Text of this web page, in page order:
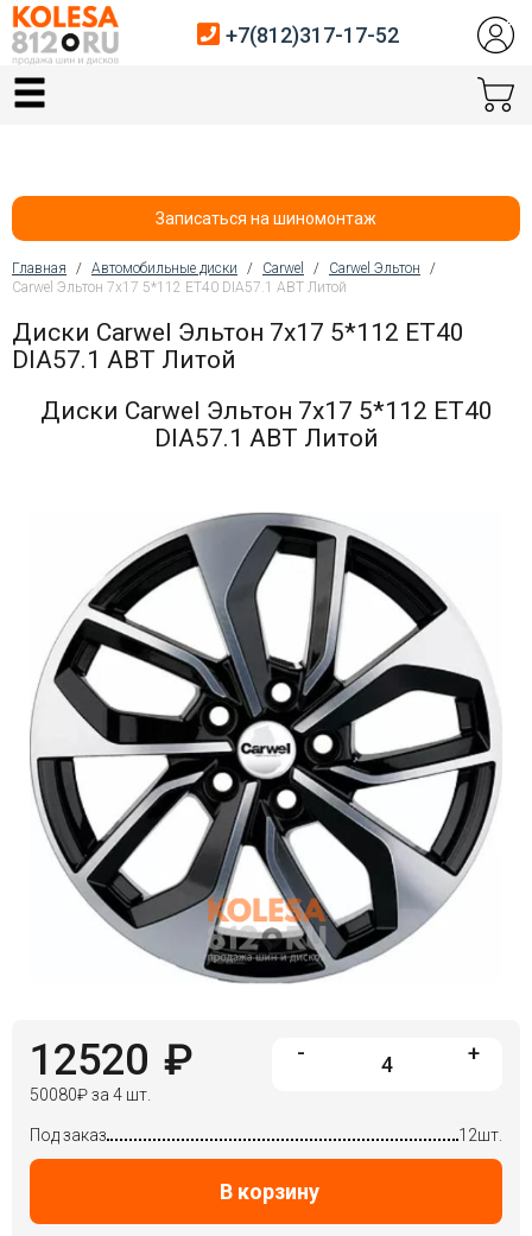
Главная
Автосервис
Услуги шиномонтажа
Хранение шин
Войти на сайт
+7(812)317-
17-
52
Пн-
Пт:
9:00
21:00
+7(812)317-17-52
Записаться на шиномонтаж
Вы здесь
Главная / Автомобильные диски / Carwel / Carwel Эльтон
/
Carwel Эльтон 7x17 5*112 ET40 DIA57.1 ABT Литой
Диски Carwel Эльтон 7x17 5*112 ET40
DIA57.1 ABT Литой
Диски Carwel Эльтон 7x17 5*112 ET40
DIA57.1 ABT Литой
12520 ₽
50080₽за 4 шт.
- +
Под заказ 12шт.
В корзину